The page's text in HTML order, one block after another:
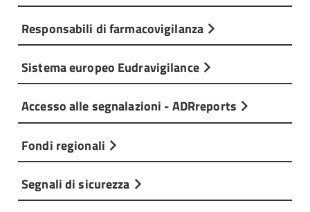
Responsabili di farmacovigilanza
Sistema europeo Eudravigilance
Accesso alle segnalazioni - ADRreports
Fondi regionali
Segnali di sicurezza